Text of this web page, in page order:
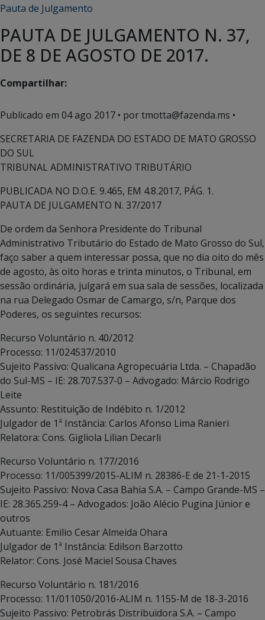
Pauta de Julgamento
PAUTA DE JULGAMENTO N. 37,
DE 8 DE AGOSTO DE 2017.
Compartilhar:
Publicado em 04 ago 2017 • por tmotta@fazenda.ms •
SECRETARIA DE FAZENDA DO ESTADO DE MATO GROSSO
DO SUL
TRIBUNAL ADMINISTRATIVO TRIBUTÁRIO
PUBLICADA NO D.O.E. 9.465, EM 4.8.2017, PÁG. 1.
PAUTA DE JULGAMENTO N. 37/2017
De ordem da Senhora Presidente do Tribunal
Administrativo Tributário do Estado de Mato Grosso do Sul,
faço saber a quem interessar possa, que no dia oito do mês
de agosto, às oito horas e trinta minutos, o Tribunal, em
sessão ordinária, julgará em sua sala de sessões, localizada
na rua Delegado Osmar de Camargo, s/n, Parque dos
Poderes, os seguintes recursos:
Recurso Voluntário n. 40/2012
Processo: 11/024537/2010
Sujeito Passivo: Qualicana Agropecuária Ltda. – Chapadão
do Sul-MS – IE: 28.707.537-0 – Advogado: Márcio Rodrigo
Leite
Assunto: Restituição de Indébito n. 1/2012
Julgador de 1ª Instância: Carlos Afonso Lima Ranieri
Relatora: Cons. Gigliola Lilian Decarli
Recurso Voluntário n. 177/2016
Processo: 11/005399/2015-ALIM n. 28386-E de 21-1-2015
Sujeito Passivo: Nova Casa Bahia S.A. – Campo Grande-MS –
IE: 28.365.259-4 – Advogados: João Alécio Pugina Júnior e
outros
Autuante: Emilio Cesar Almeida Ohara
Julgador de 1ª Instância: Edilson Barzotto
Relator: Cons. José Maciel Sousa Chaves
Recurso Voluntário n. 181/2016
Processo: 11/011050/2016-ALIM n. 1155-M de 18-3-2016
Sujeito Passivo: Petrobrás Distribuidora S.A. – Campo